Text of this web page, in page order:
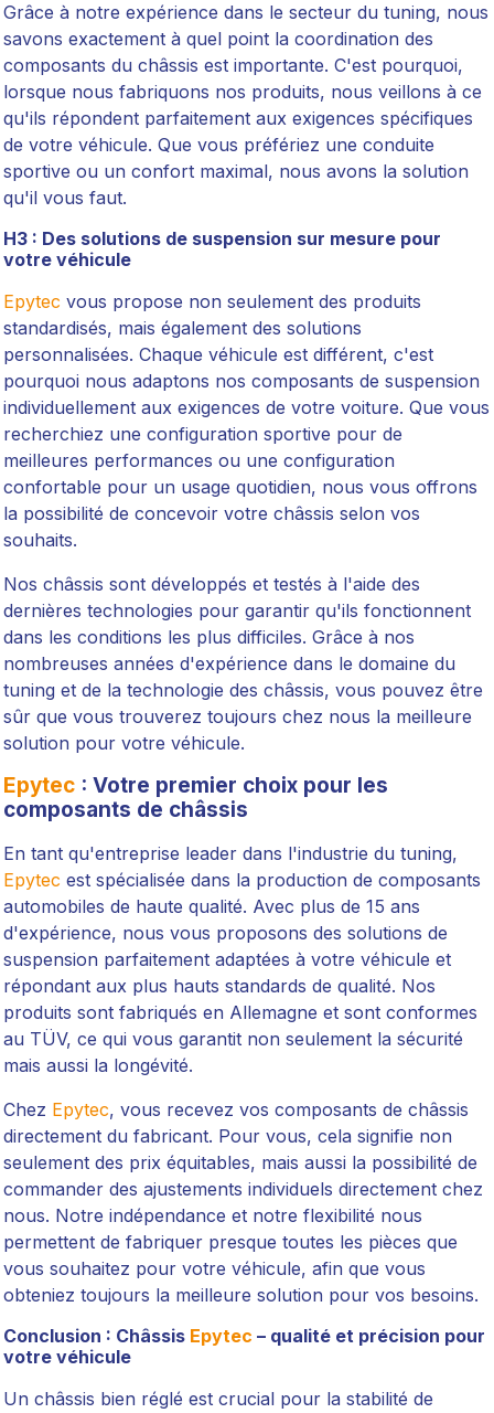
Grâce à notre expérience dans le secteur du tuning, nous
savons exactement à quel point la coordination des
composants du châssis est importante. C'est pourquoi,
lorsque nous fabriquons nos produits, nous veillons à ce
qu'ils répondent parfaitement aux exigences spécifiques
de votre véhicule. Que vous préfériez une conduite
sportive ou un confort maximal, nous avons la solution
qu'il vous faut.
H3 : Des solutions de suspension sur mesure pour
votre véhicule
Epytec vous propose non seulement des produits
standardisés, mais également des solutions
personnalisées. Chaque véhicule est différent, c'est
pourquoi nous adaptons nos composants de suspension
individuellement aux exigences de votre voiture. Que vous
recherchiez une configuration sportive pour de
meilleures performances ou une configuration
confortable pour un usage quotidien, nous vous offrons
la possibilité de concevoir votre châssis selon vos
souhaits.
Nos châssis sont développés et testés à l'aide des
dernières technologies pour garantir qu'ils fonctionnent
dans les conditions les plus difficiles. Grâce à nos
nombreuses années d'expérience dans le domaine du
tuning et de la technologie des châssis, vous pouvez être
sûr que vous trouverez toujours chez nous la meilleure
solution pour votre véhicule.
Epytec: Votre premier choix pour les
composants de châssis
En tant qu'entreprise leader dans l'industrie du tuning,
Epytec est spécialisée dans la production de composants
automobiles de haute qualité. Avec plus de 15 ans
d'expérience, nous vous proposons des solutions de
suspension parfaitement adaptées à votre véhicule et
répondant aux plus hauts standards de qualité. Nos
produits sont fabriqués en Allemagne et sont conformes
au TÜV, ce qui vous garantit non seulement la sécurité
mais aussi la longévité.
Chez Epytec, vous recevez vos composants de châssis
directement du fabricant. Pour vous, cela signifie non
seulement des prix équitables, mais aussi la possibilité de
commander des ajustements individuels directement chez
nous. Notre indépendance et notre flexibilité nous
permettent de fabriquer presque toutes les pièces que
vous souhaitez pour votre véhicule, afin que vous
obteniez toujours la meilleure solution pour vos besoins.
Conclusion : Châssis Epytec – qualité et précision pour
votre véhicule
Un châssis bien réglé est crucial pour la stabilité de